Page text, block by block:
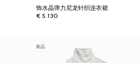
饰水晶弹力尼龙针织连衣裙
€ 5.130
新品